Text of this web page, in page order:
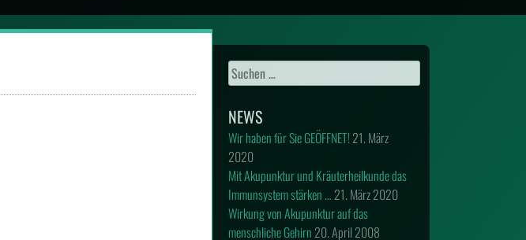
Suchen
nach:
NEWS
Wir haben für Sie GEÖFFNET!21. März
2020
Mit Akupunktur und Kräuterheilkunde das
Immunsystem stärken …21. März 2020
Wirkung von Akupunktur auf das
menschliche Gehirn20. April 2008